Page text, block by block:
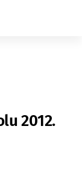
2012.